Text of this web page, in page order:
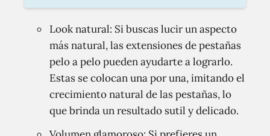
Look natural: Si buscas lucir un aspecto
más natural, las extensiones de pestañas
pelo a pelo pueden ayudarte a lograrlo.
Estas se colocan una por una, imitando el
crecimiento natural de las pestañas, lo
que brinda un resultado sutil y delicado.